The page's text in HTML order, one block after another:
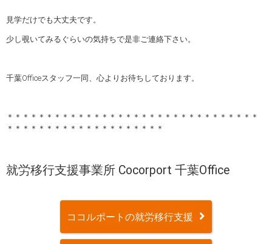
見学だけでも大丈夫です。
少し覗いてみるぐらいの気持ちで是非ご連絡下さい。
千葉Officeスタッフ一同、心よりお待ちしております。
＊＊＊＊＊＊＊＊＊＊＊＊＊＊＊＊＊＊＊＊＊＊＊＊＊＊＊＊＊＊＊＊
＊＊＊＊＊＊＊＊＊＊＊＊＊＊＊＊＊＊＊＊
就労移行支援事業所 Cocorport 千葉Office
ココルポートの就労移行支援